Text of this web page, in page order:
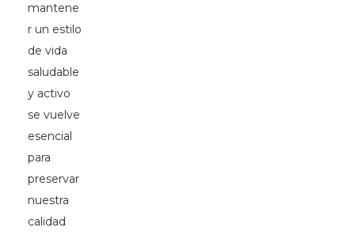
mantene
r un estilo
de vida
saludable
y activo
se vuelve
esencial
para
preservar
nuestra
calidad